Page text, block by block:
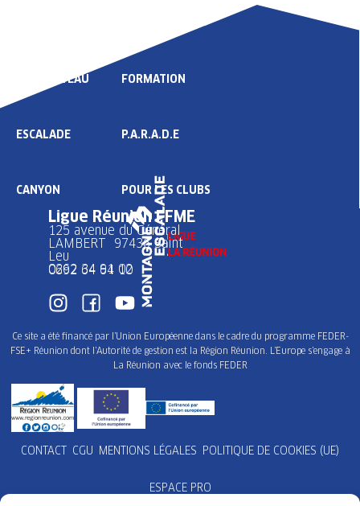
HAUT NIVEAU
ESCALADE
CANYON
FORMATION
P.A.R.A.D.E
POUR LES CLUBS
Ligue Réunion FFME
125 avenue du Général
LAMBERT 97436 Saint
Leu
0262 34 91 02
0692 64 64 10
Ce site a été financé par l’Union Européenne dans le cadre du programme FEDER-
FSE+ Réunion dont l’Autorité de gestion est la Région Réunion. L’Europe s’engage à
La Réunion avec le fonds FEDER
CONTACT CGU MENTIONS LÉGALES POLITIQUE DE COOKIES (UE)
ESPACE PRO